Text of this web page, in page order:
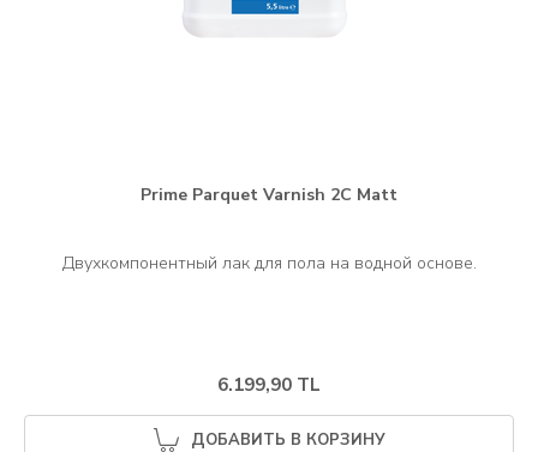
Prime Parquet Varnish 2C Matt
6.199,90 TL
ДОБАВИТЬ В КОРЗИНУ